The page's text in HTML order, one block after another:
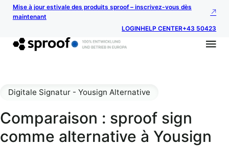
Mise à jour estivale des produits sproof – inscrivez-vous dès
maintenant
LOGINHELP CENTER+43 50423
Comparaison : sproof sign
comme alternative à Yousign
Digitale Signatur - Yousign Alternative